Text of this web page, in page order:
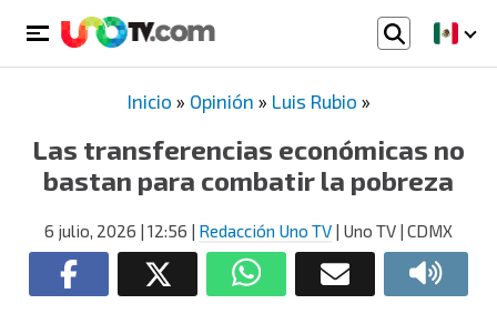
Inicio » Opinión » Luis Rubio »
Las transferencias económicas no
bastan para combatir la pobreza
6 julio, 2026 | 12:56 | Redacción Uno TV | Uno TV | CDMX